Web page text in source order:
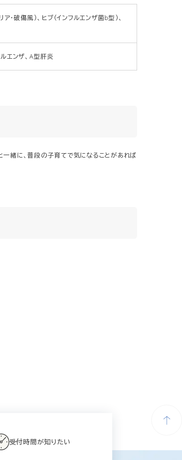
・破傷風）、ヒブ（インフルエンザ菌b型）、
ルエンザ、A型肝炎
緒に、普段の子育てで気になることがあれば
受付時間が知りたい